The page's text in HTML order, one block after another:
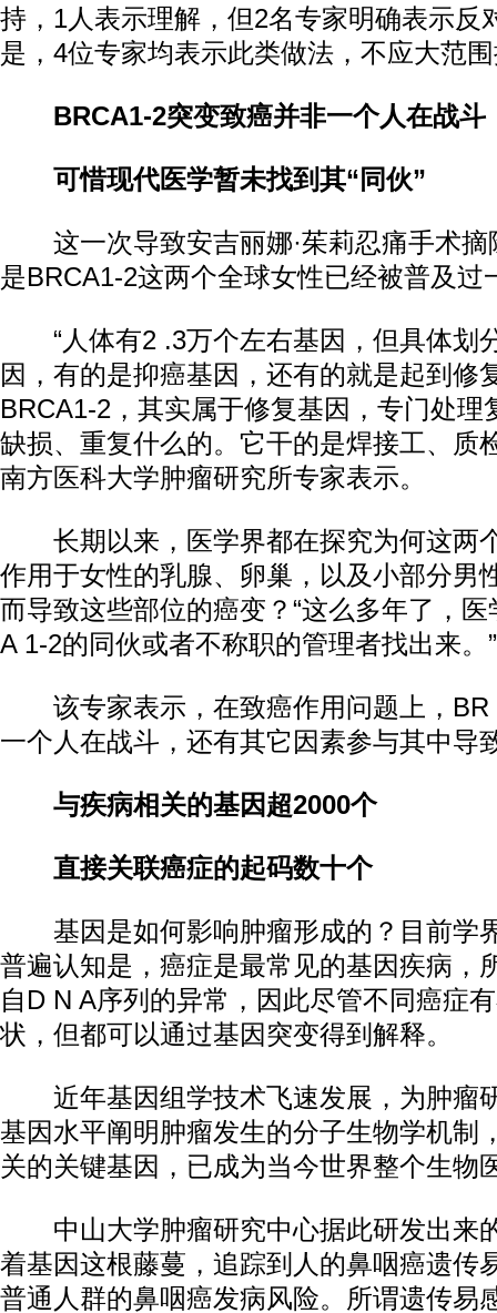
持，1人表示理解，但2名专家明确表示反
是，4位专家均表示此类做法，不应大范
BRCA1-2突变致癌并非一个人在战斗
可惜现代医学暂未找到其“同伙”
这一次导致安吉丽娜·茱莉忍痛手术摘
是BRCA1-2这两个全球女性已经被普及过
“人体有2 .3万个左右基因，但具体划
因，有的是抑癌基因，还有的就是起到修
BRCA1-2，其实属于修复基因，专门处理
缺损、重复什么的。它干的是焊接工、质
南方医科大学肿瘤研究所专家表示。
长期以来，医学界都在探究为何这两
作用于女性的乳腺、卵巢，以及小部分男
而导致这些部位的癌变？“这么多年了，
A 1-2的同伙或者不称职的管理者找出来。”
该专家表示，在致癌作用问题上，BR
一个人在战斗，还有其它因素参与其中导
与疾病相关的基因超2000个
直接关联癌症的起码数十个
基因是如何影响肿瘤形成的？目前学
普遍认知是，癌症是最常见的基因疾病，
自D N A序列的异常，因此尽管不同癌症
状，但都可以通过基因突变得到解释。
近年基因组学技术飞速发展，为肿瘤
基因水平阐明肿瘤发生的分子生物学机制
关的关键基因，已成为当今世界整个生物
中山大学肿瘤研究中心据此研发出来
着基因这根藤蔓，追踪到人的鼻咽癌遗传
普通人群的鼻咽癌发病风险。所谓遗传易